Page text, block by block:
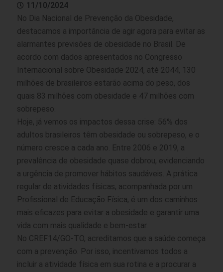
11/10/2024
No Dia Nacional de Prevenção da Obesidade,
destacamos a importância de agir agora para evitar as
alarmantes previsões de obesidade no Brasil. De
acordo com dados apresentados no Congresso
Internacional sobre Obesidade 2024, até 2044, 130
milhões de brasileiros estarão acima do peso, dos
quais 83 milhões com obesidade e 47 milhões com
sobrepeso.
Hoje, já vemos os impactos dessa crise: 56% dos
adultos brasileiros têm obesidade ou sobrepeso, e o
número cresce a cada ano. Entre 2006 e 2019, a
prevalência de obesidade quase dobrou, evidenciando
a urgência de promover hábitos saudáveis. A prática
regular de atividades físicas, acompanhada por um
Profissional de Educação Física, é um dos caminhos
mais eficazes para evitar a obesidade e garantir uma
vida com mais qualidade e bem-estar.
No CREF14/GO-TO, acreditamos que a saúde começa
com a prevenção. Por isso, incentivamos todos a
incluir a atividade física em sua rotina e a procurar a